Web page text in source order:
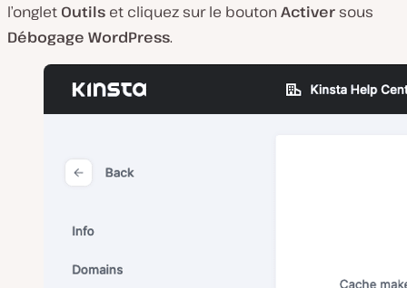
l’onglet Outils et cliquez sur le boutonActiver sous
Débogage WordPress.